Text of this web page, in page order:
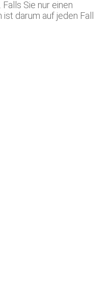
Sie nur einen
darum auf jeden Fall